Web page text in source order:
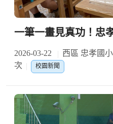
一筆一畫見真功！忠
2026-03-22 西區 忠孝國
次
校園新聞